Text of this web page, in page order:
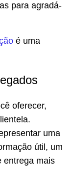
para agradá-
é uma
oferecer,
uma
útil, um
entrega mais